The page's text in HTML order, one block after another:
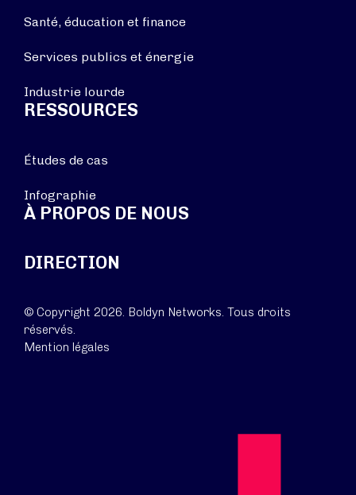
Santé, éducation et finance
Services publics et énergie
Industrie lourde
RESSOURCES
Études de cas
Infographie
À PROPOS DE NOUS
DIRECTION
© Copyright 2026. Boldyn Networks. Tous droits
réservés.
Mention légales